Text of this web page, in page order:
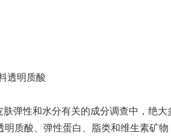
透明质酸
弹性和水分有关的成分调查中，绝大
质酸、弹性蛋白、脂类和维生素矿物